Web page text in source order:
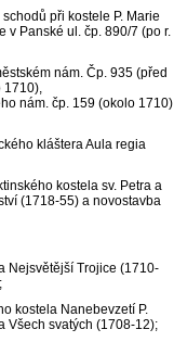
při kostele P. Marie
v Panské ul. čp. 890/7 (po r.
nám. Čp. 935 (před
1710),
nám. čp. 159 (okolo 1710)
kláštera Aula regia
kostela sv. Petra a
(1718-55) a novostavba
Nejsvětější Trojice (1710-
kostela Nanebevzetí P.
Všech svatých (1708-12);